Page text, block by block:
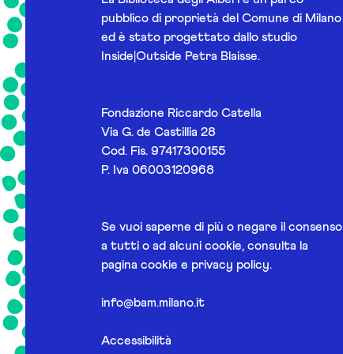
pubblico di proprietà del Comune di Milano
ed è stato progettato dallo studio
Inside|Outside Petra Blaisse.
Fondazione Riccardo Catella
Via G. de Castillia 28
Cod. Fis. 97417300155
P. Iva 06003120968
Se vuoi saperne di più o negare il consenso
a tutti o ad alcuni cookie, consulta la
pagina cookie e privacy policy.
info@bam.milano.it
Accessibilità